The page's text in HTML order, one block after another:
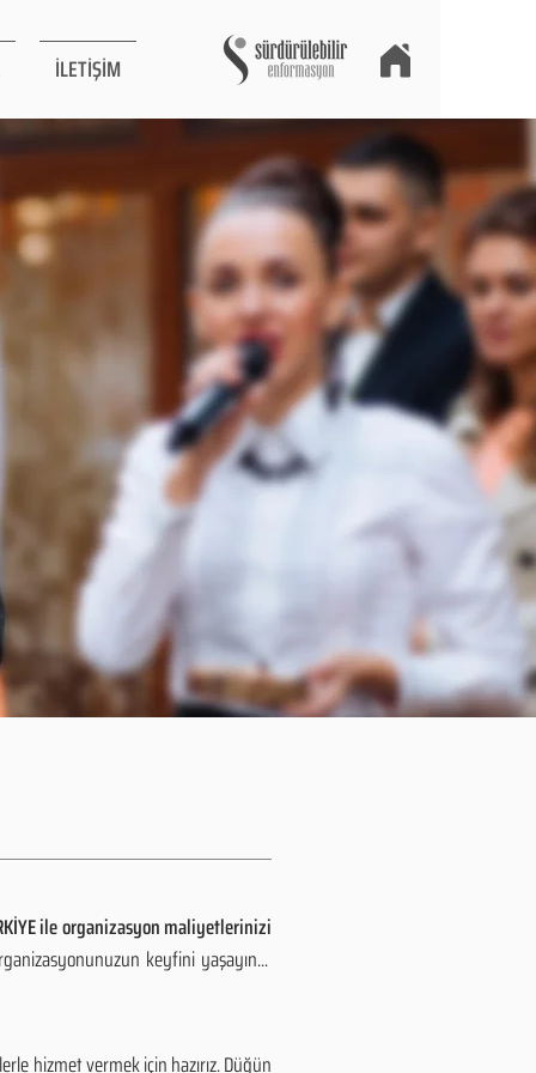
İLETİŞİM
ile organizasyon maliyetlerinizi
keyfini yaşayın...
hizmet vermek için hazırız. Düğün